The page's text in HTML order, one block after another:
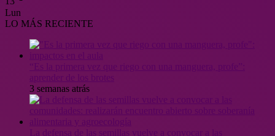
Lun
LO MÁS RECIENTE
3 semanas atrás